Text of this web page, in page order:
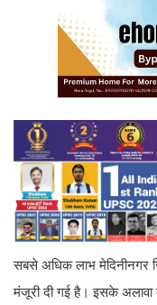
सबसे अधिक लाभ मेदिनीनगर
मंजूरी दी गई है। इसके